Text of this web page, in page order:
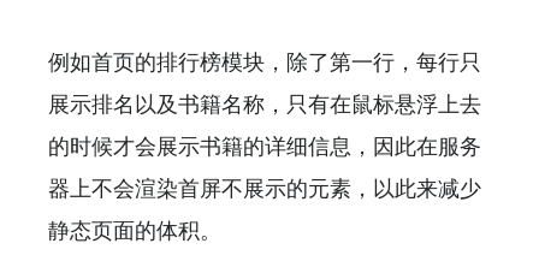
例如首页的排行榜模块，除了第一行，每行只
展示排名以及书籍名称，只有在鼠标悬浮上去
的时候才会展示书籍的详细信息，因此在服务
器上不会渲染首屏不展示的元素，以此来减少
静态页面的体积。